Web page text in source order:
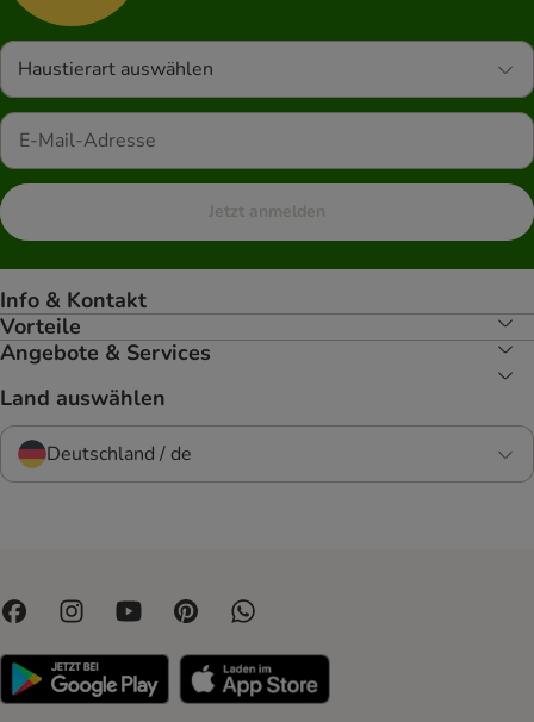
Haustierart auswählen
Jetzt anmelden
Info & Kontakt
Vorteile
Angebote & Services
Land auswählen
Deutschland / de